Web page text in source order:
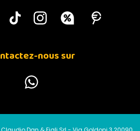
nous sur